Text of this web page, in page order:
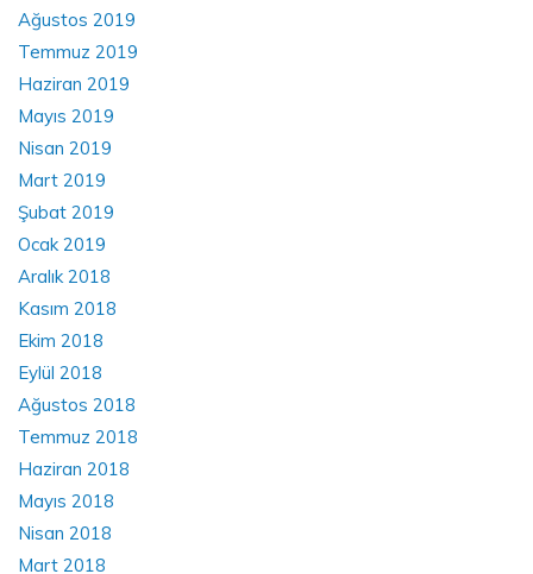
Ağustos 2019
Temmuz 2019
Haziran 2019
Mayıs 2019
Nisan 2019
Mart 2019
Şubat 2019
Ocak 2019
Aralık 2018
Kasım 2018
Ekim 2018
Eylül 2018
Ağustos 2018
Temmuz 2018
Haziran 2018
Mayıs 2018
Nisan 2018
Mart 2018